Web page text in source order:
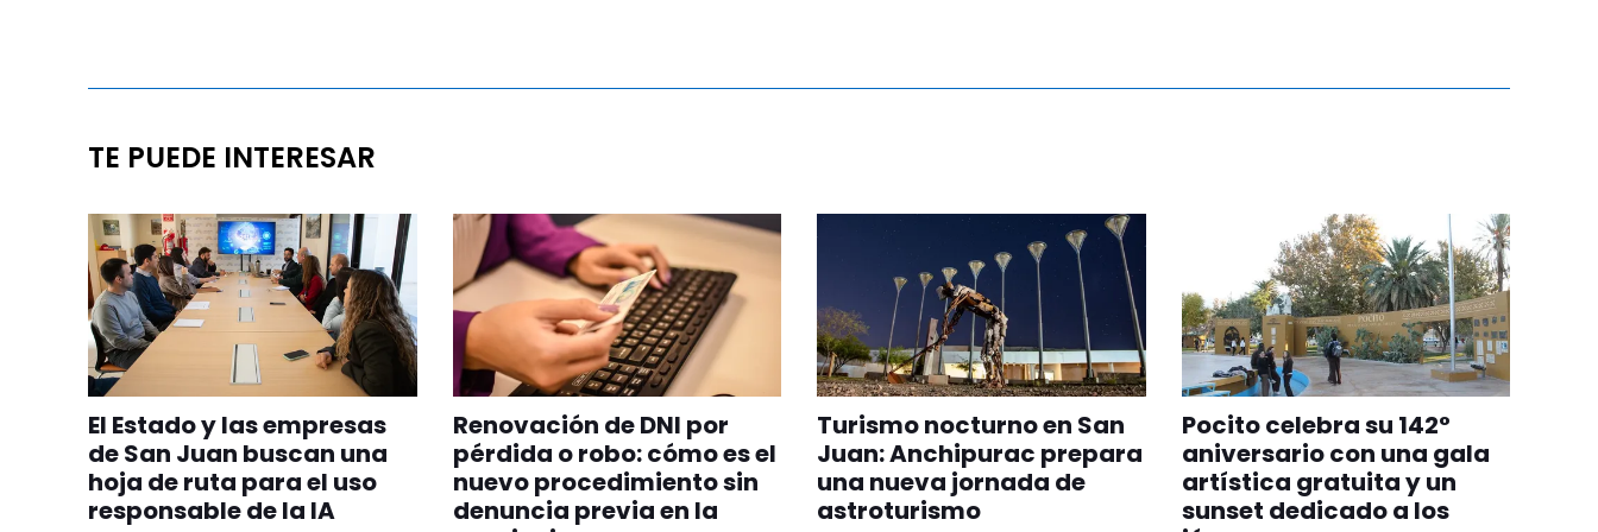
TE PUEDE INTERESAR
El Estado y las empresas
de San Juan buscan una
hoja de ruta para el uso
responsable de la IA
Renovación de DNI por
pérdida o robo: cómo es el
nuevo procedimiento sin
denuncia previa en la
Turismo nocturno en San
Juan: Anchipurac prepara
una nueva jornada de
astroturismo
Pocito celebra su 142°
aniversario con una gala
artística gratuita y un
sunset dedicado a los